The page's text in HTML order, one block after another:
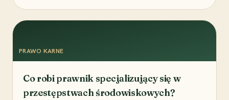
PRAWO KARNE
Co robi prawnik specjalizujący się w
przestępstwach środowiskowych?